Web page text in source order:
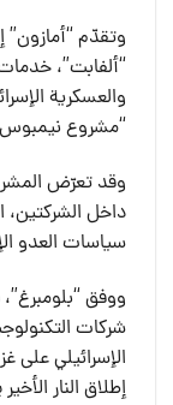
وتقدّم
“ألفابت”،
والعسكرية
“مشروع
وقد تعرّض
داخل
سياسات العدو
ووفق
شركات
الإسرائيلي على
إطلاق النار